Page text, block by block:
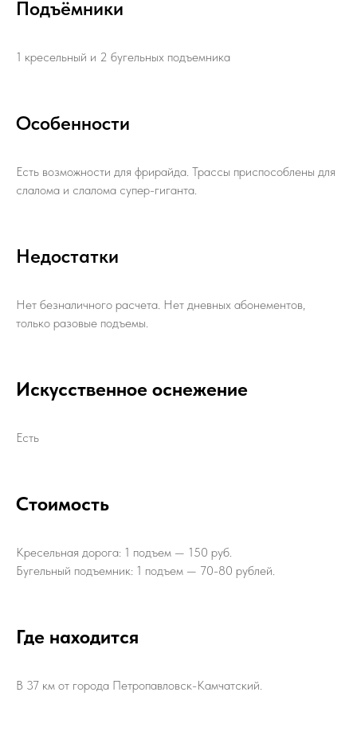
Подъёмники
1 кресельный и 2 бугельных подъемника
Особенности
Есть возможности для фрирайда. Трассы приспособлены для
слалома и слалома супер-гиганта.
Недостатки
Нет безналичного расчета. Нет дневных абонементов,
только разовые подъемы.
Искусственное оснежение
Есть
Стоимость
Кресельная дорога: 1 подъем — 150 руб.
Бугельный подъемник: 1 подъем — 70-80 рублей.
Где находится
В 37 км от города Петропавловск-Камчатский.